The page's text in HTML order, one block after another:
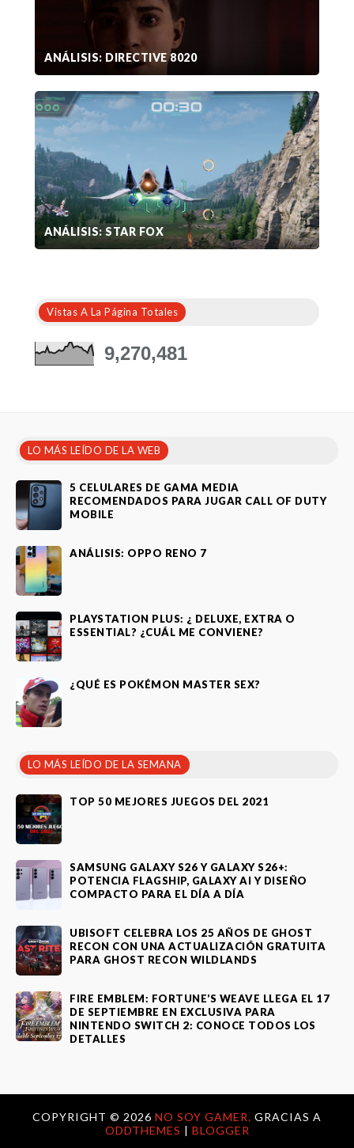
ANÁLISIS: DIRECTIVE 8020
ANÁLISIS: STAR FOX
Vistas A La Página Totales
9,270,481
LO MÁS LEÍDO DE LA WEB
5 CELULARES DE GAMA MEDIA
RECOMENDADOS PARA JUGAR CALL OF DUTY
MOBILE
ANÁLISIS: OPPO RENO 7
PLAYSTATION PLUS: ¿ DELUXE, EXTRA O
ESSENTIAL? ¿CUÁL ME CONVIENE?
¿QUÉ ES POKÉMON MASTER SEX?
LO MÁS LEÍDO DE LA SEMANA
TOP 50 MEJORES JUEGOS DEL 2021
SAMSUNG GALAXY S26 Y GALAXY S26+:
POTENCIA FLAGSHIP, GALAXY AI Y DISEÑO
COMPACTO PARA EL DÍA A DÍA
UBISOFT CELEBRA LOS 25 AÑOS DE GHOST
RECON CON UNA ACTUALIZACIÓN GRATUITA
PARA GHOST RECON WILDLANDS
FIRE EMBLEM: FORTUNE’S WEAVE LLEGA EL 17
DE SEPTIEMBRE EN EXCLUSIVA PARA
NINTENDO SWITCH 2: CONOCE TODOS LOS
DETALLES
COPYRIGHT © 2026 NO SOY GAMER. GRACIAS A
ODDTHEMES | BLOGGER